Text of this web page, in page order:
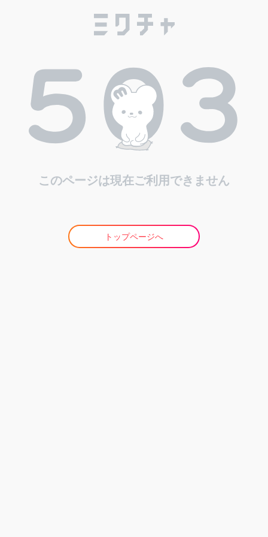
このページは現在ご利用できません